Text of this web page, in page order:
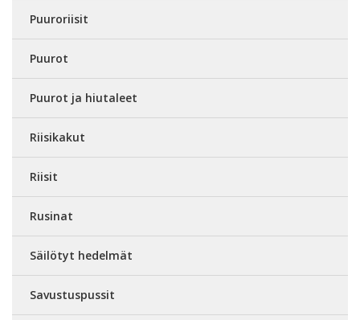
Puuroriisit
Puurot
Puurot ja hiutaleet
Riisikakut
Riisit
Rusinat
Säilötyt hedelmät
Savustuspussit